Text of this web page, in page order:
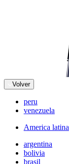
Volver
peru
venezuela
America latina
argentina
bolivia
brasil